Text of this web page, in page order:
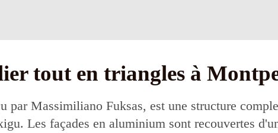
tout en triangles à
Massimiliano Fuksas, est une structure
Les façades en aluminium sont recouvertes